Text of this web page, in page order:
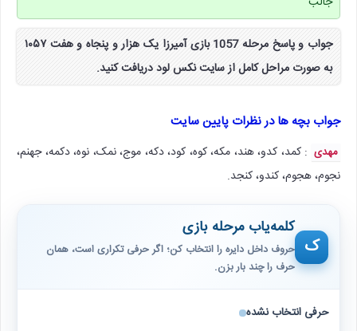
جواب و پاسخ مرحله 1057 بازی آمیرزا یک هزار و پنجاه و هفت ۱۰۵۷
به صورت مراحل کامل از سایت نکس لود دریافت کنید.
جواب بچه ها در نظرات پایین سایت
مهدی : کمد، کدو، هند، مکه، کوه، کود، دکه، موج، نمک، نوه، دکمه، جهنم،
نجوم، هجوم، کندو، کنجد.
ک
کلمه‌یاب مرحله بازی
حروف داخل دایره را انتخاب کن؛ اگر حرفی تکراری است، همان
حرف را چند بار بزن.
حرفی انتخاب نشده